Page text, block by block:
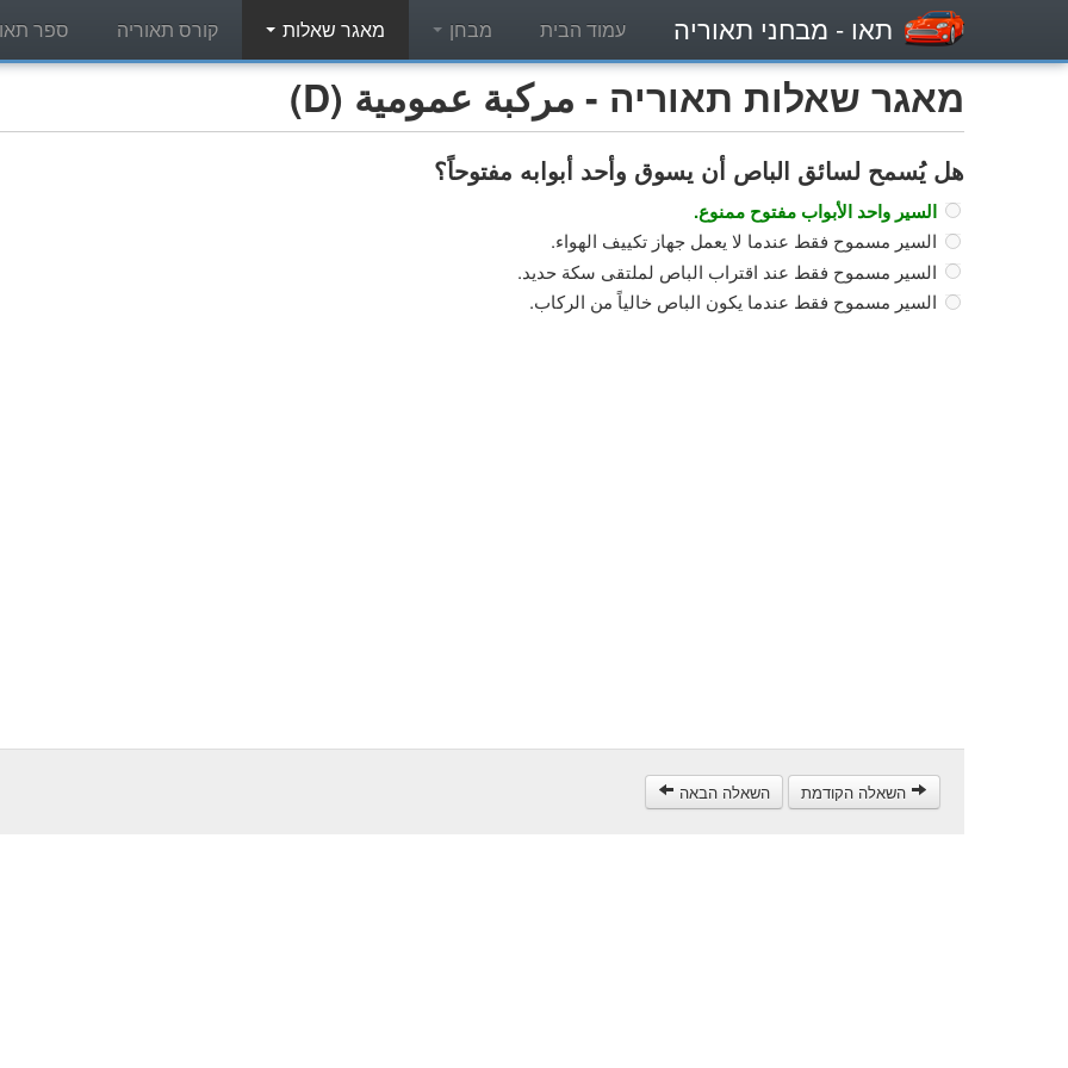
תאו - מבחני תאוריה עמוד הבית מבחן מאגר שאלות קורס תאוריה ספר
מאגר שאלות תאוריה - مركبة عمومية (D)
هل يُسمح لسائق الباص أن يسوق وأحد أبوابه مفتوحاً؟
السير واحد الأبواب مفتوح ممنوع.
السير مسموح فقط عندما لا يعمل جهاز تكييف الهواء.
السير مسموح فقط عند اقتراب الباص لملتقى سكة حديد.
السير مسموح فقط عندما يكون الباص خالياً من الركاب.
השאלה הקודמת השאלה הבאה